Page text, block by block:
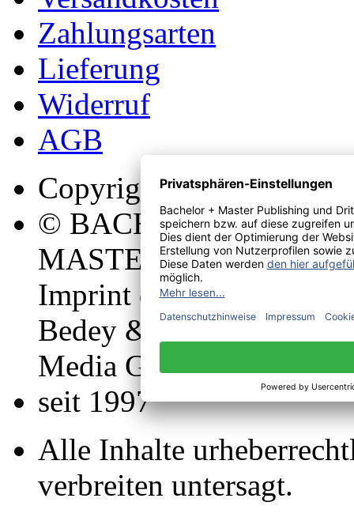
Zahlungsarten
Lieferung
Widerruf
AGB
Copyright
© BACHELOR +
MASTER Publishing
Imprint der
Bedey & Thoms
Media GmbH
seit 1997
Alle Inhalte
verbreiten untersagt.